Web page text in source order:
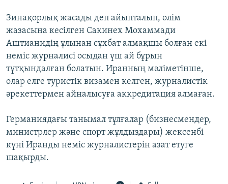
Басқа тілдерде
Зинақорлық жасады деп айыпталып, өлім
жазасына кесілген Сакинех Мохаммади
Аштианидің ұлынан сұхбат алмақшы болған екі
неміс журналисі осыдан үш ай бұрын
тұтқындалған болатын. Иранның мәліметінше,
олар елге туристік визамен келген, журналистік
әрекеттермен айналысуға аккредитация алмаған.
Германиядағы танымал тұлғалар (бизнесмендер,
министрлер және спорт жұлдыздары) жексенбі
күні Иранды неміс журналистерін азат етуге
шақырды.